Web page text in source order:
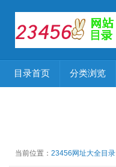
目录首页 分类浏览
当前位置： 23456网址大全目录